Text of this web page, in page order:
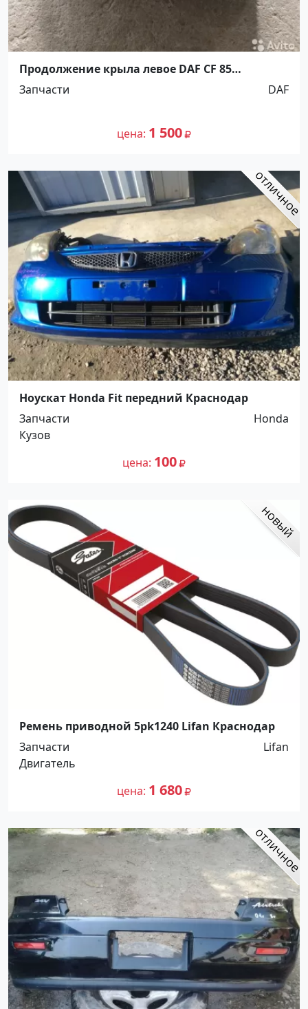
Продолжение крыла левое DAF CF 85
Ст.Холмская
Запчасти DAF
цена 1 500
Ноускат Honda Fit передний Краснодар
Запчасти
Honda
Кузов
цена 100
Ремень приводной 5pk1240 Lifan Краснодар
Запчасти
Lifan
Двигатель
цена 1 680